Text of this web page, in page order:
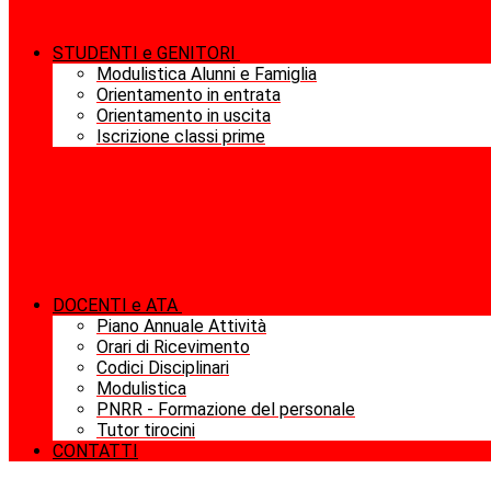
STUDENTI e GENITORI
Modulistica Alunni e Famiglia
Orientamento in entrata
Orientamento in uscita
Iscrizione classi prime
DOCENTI e ATA
Piano Annuale Attività
Orari di Ricevimento
Codici Disciplinari
Modulistica
PNRR - Formazione del personale
Tutor tirocini
CONTATTI